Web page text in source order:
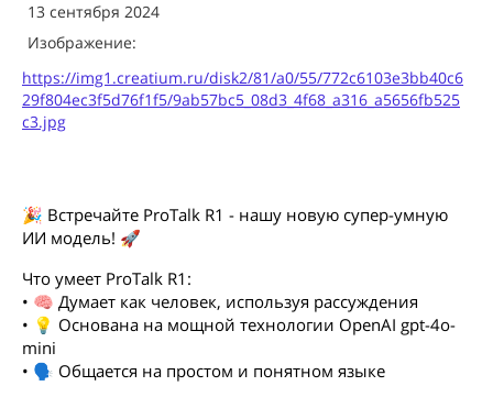
13 сентября 2024
Изображение:
https://img1.creatium.ru/disk2/81/a0/55/772c6103e3bb40c6
29f804ec3f5d76f1f5/9ab57bc5_08d3_4f68_a316_a5656fb525
c3.jpg
🎉 Встречайте ProTalk R1 - нашу новую супер-умную
ИИ модель! 🚀
Что умеет ProTalk R1:
• 🧠 Думает как человек, используя рассуждения
• 💡 Основана на мощной технологии OpenAI gpt-4o-
mini
• 🗣️ Общается на простом и понятном языке